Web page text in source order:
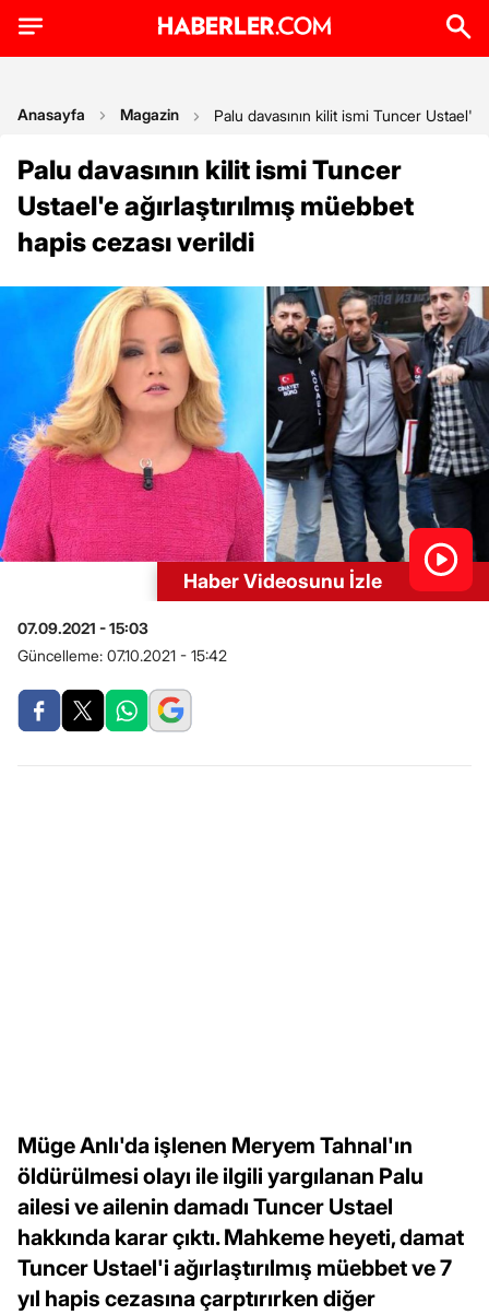
Anasayfa Magazin Palu davasının kilit ismi Tuncer Ustael'e
Palu davasının kilit ismi Tuncer
Ustael'e ağırlaştırılmış müebbet
hapis cezası verildi
Haber Videosunu İzle
07.09.2021 - 15:03
Güncelleme: 07.10.2021 - 15:42
Müge Anlı'da işlenen Meryem Tahnal'ın
öldürülmesi olayı ile ilgili yargılanan Palu
ailesi ve ailenin damadı Tuncer Ustael
hakkında karar çıktı. Mahkeme heyeti, damat
Tuncer Ustael'i ağırlaştırılmış müebbet ve 7
yıl hapis cezasına çarptırırken diğer